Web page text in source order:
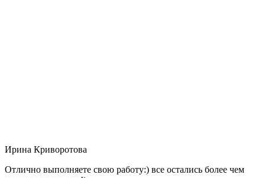
Ирина Криворотова
Отлично выполняете свою работу:) все остались более чем